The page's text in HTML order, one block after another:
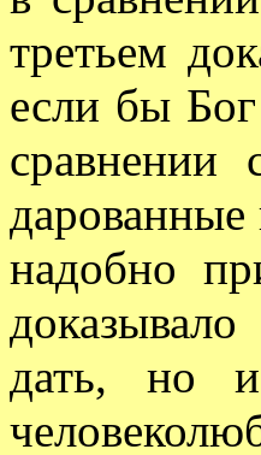
третьем
если бы
сравнении
надобно
дать, но и